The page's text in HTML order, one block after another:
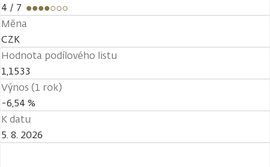
4 / 7
Měna
CZK
Hodnota podílového listu
1,1533
Výnos (1 rok)
-6,54 %
K datu
5. 8. 2026